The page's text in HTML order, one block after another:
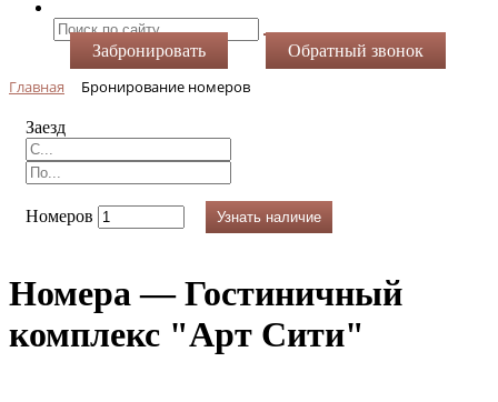
Забронировать Обратный звонок
Главная Бронирование номеров
Заезд
Номеров Узнать наличие
Номера — Гостиничный
комплекс "Арт Сити"